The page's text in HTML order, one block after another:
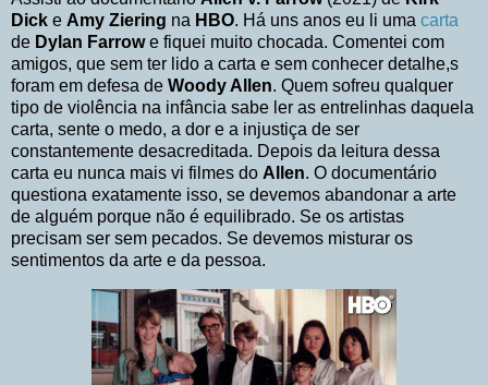
Dick e Amy Ziering na HBO. Há uns anos eu li uma carta
de Dylan Farrowe fiquei muito chocada. Comentei com
amigos, que sem ter lido a carta e sem conhecer detalhe,s
foram em defesa de Woody Allen. Quem sofreu qualquer
tipo de violência na infância sabe ler as entrelinhas daquela
carta, sente o medo, a dor e a injustiça de ser
constantemente desacreditada. Depois da leitura dessa
carta eu nunca mais vi filmes do Allen. O documentário
questiona exatamente isso, se devemos abandonar a arte
de alguém porque não é equilibrado. Se os artistas
precisam ser sem pecados. Se devemos misturar os
sentimentos da arte e da pessoa.